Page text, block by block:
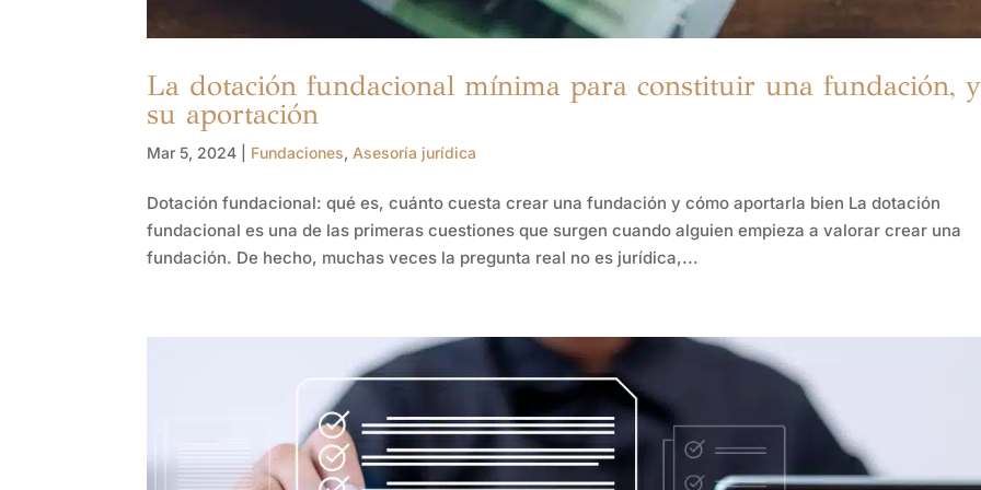
La dotación fundacional mínima para constituir una fundación, y
su aportación
Mar 5, 2024 Fundaciones, Asesoría jurídica
Dotación fundacional: qué es, cuánto cuesta crear una fundación y cómo aportarla bien La dotación
fundacional es una de las primeras cuestiones que surgen cuando alguien empieza a valorar crear una
fundación. De hecho, muchas veces la pregunta real no es jurídica,...